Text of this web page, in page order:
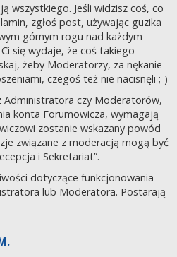
wszystkiego. Jeśli widzisz coś, co
zgłoś post, używając guzika
górnym rogu nad każdym
się wydaje, że coś takiego
żeby Moderatorzy, za nękanie
czegoś też nie nacisnęli ;-)
Administratora czy Moderatorów,
konta Forumowicza, wymagają
zostanie wskazany powód
związane z moderacją mogą być
i Sekretariat”.
dotyczące funkcjonowania
lub Moderatora. Postarają